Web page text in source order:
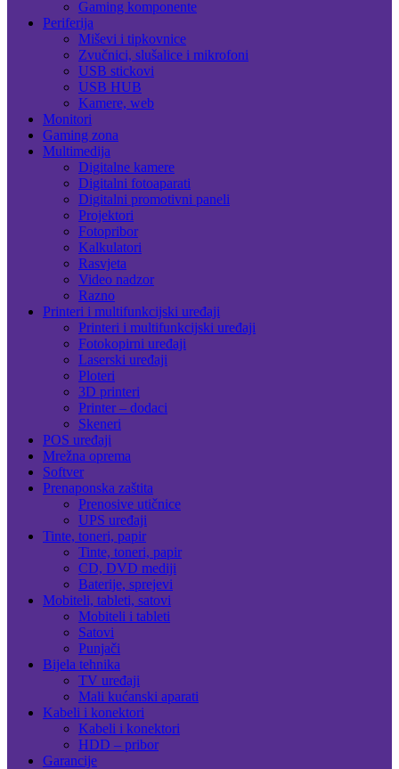
Gaming komponente
Periferija
Miševi i tipkovnice
Zvučnici, slušalice i mikrofoni
USB stickovi
USB HUB
Kamere, web
Monitori
Gaming zona
Multimedija
Digitalne kamere
Digitalni fotoaparati
Digitalni promotivni paneli
Projektori
Fotopribor
Kalkulatori
Rasvjeta
Video nadzor
Razno
Printeri i multifunkcijski uređaji
Printeri i multifunkcijski uređaji
Fotokopirni uređaji
Laserski uređaji
Ploteri
3D printeri
Printer – dodaci
Skeneri
POS uređaji
Mrežna oprema
Softver
Prenaponska zaštita
Prenosive utičnice
UPS uređaji
Tinte, toneri, papir
Tinte, toneri, papir
CD, DVD mediji
Baterije, sprejevi
Mobiteli, tableti, satovi
Mobiteli i tableti
Satovi
Punjači
Bijela tehnika
TV uređaji
Mali kućanski aparati
Kabeli i konektori
Kabeli i konektori
HDD – pribor
Garancije